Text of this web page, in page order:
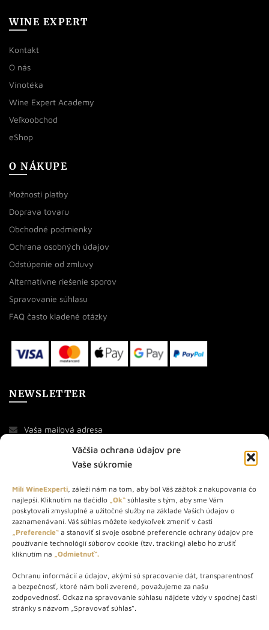
Väčšia ochrana údajov pre
Vaše súkromie
Milí WineExperti, záleží nám na tom, aby bol Váš zážitok z nakupovania čo
najlepší. Kliknutím na tlačidlo „Ok“ súhlasíte s tým, aby sme Vám
poskytovali zmysluplné a užitočné služby na základe Vašich údajov o
zaznamenávaní. Váš súhlas môžete kedykoľvek zmeniť v časti
„Preferencie“ a stanoviť si svoje osobné preferencie ochrany údajov pre
používanie technológií súborov cookie (tzv. tracking) alebo ho zrušiť
kliknutím na „Odmietnuť“.
Ochranu informácií a údajov, akými sú spracovanie dát, transparentnosť
a bezpečnosť, ktoré nám boli zverené, považujeme za našu
zodpovednosť. Odkaz na spravovanie súhlasu nájdete vždy v spodnej časti
stránky s názvom „Spravovať súhlas“.
WINE EXPERT
Kontakt
O nás
Vínotéka
Wine Expert Academy
Veľkoobchod
eShop
O NÁKUPE
Možnosti platby
Doprava tovaru
Obchodné podmienky
Ochrana osobných údajov
Odstúpenie od zmluvy
Alternatívne riešenie sporov
Spravovanie súhlasu
FAQ často kladené otázky
NEWSLETTER
O NÁS
STORE – obchod s vínom a destilátmi od roku 2010. Na našej
webovej stránke predávame viac ako 1000+ značkových
produktov.
Info tel.: +421 917 779 888
Vínotéka: +421 917 888 879
Vínotéka: Bratislavská 49/B, Bratislava 841 06